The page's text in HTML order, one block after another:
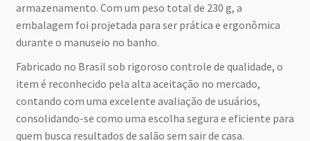
armazenamento. Com um peso total de 230 g, a
embalagem foi projetada para ser prática e ergonômica
durante o manuseio no banho.
Fabricado no Brasil sob rigoroso controle de qualidade, o
item é reconhecido pela alta aceitação no mercado,
contando com uma excelente avaliação de usuários,
consolidando-se como uma escolha segura e eficiente para
quem busca resultados de salão sem sair de casa.